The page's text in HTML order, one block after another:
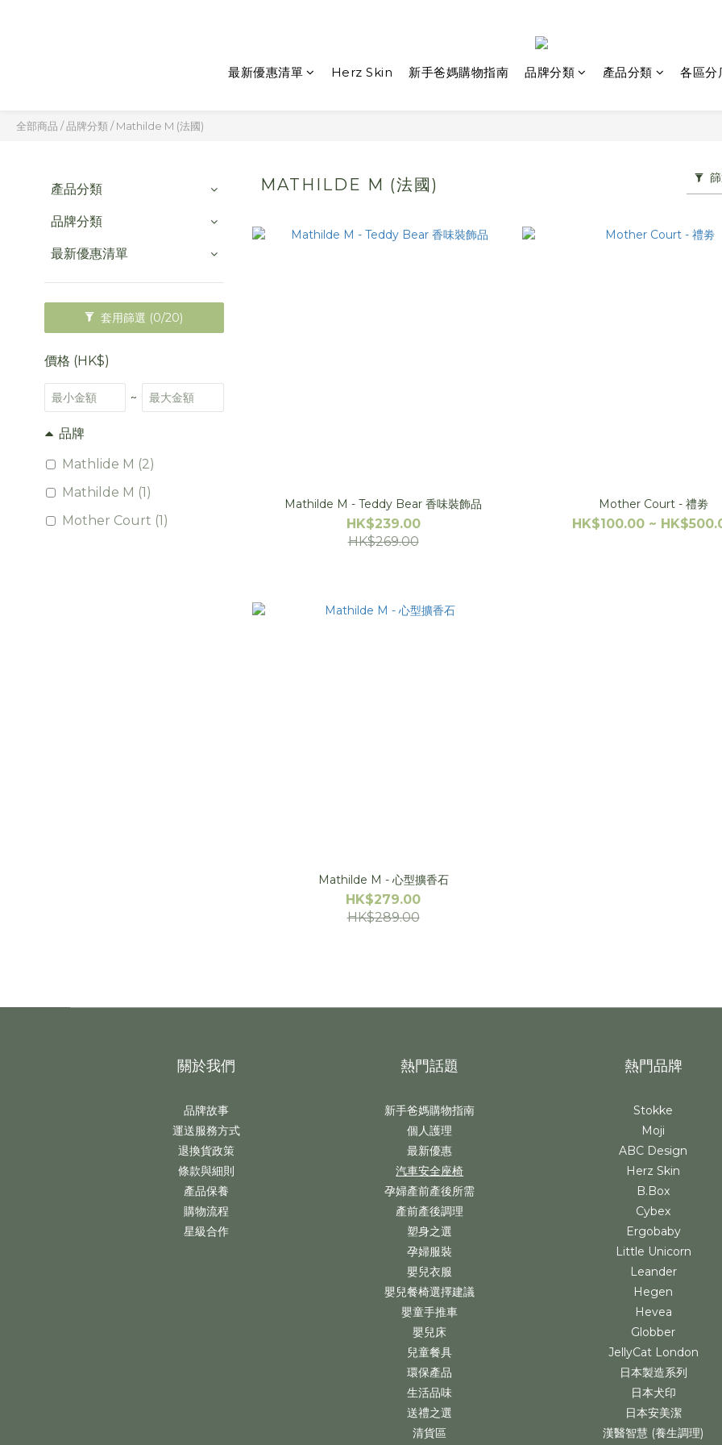
最新優惠清單 Herz Skin 新手爸媽購物指南 品牌分類 產品分類 各區分
全部商品 /品牌分類/Mathilde M (法國)
產品分類
品牌分類
最新優惠清單
套用篩選 (0/20)
價格 (HK$)
~
品牌
Mathlide M (2)
Mathilde M (1)
Mother Court (1)
MATHILDE M (法國)
Mathilde M - Teddy Bear 香味裝飾品
HK$239.00
HK$269.00
Mother Court - 禮劵
HK$100.00 ~
Mathilde M - 心型擴香石
HK$279.00
HK$289.00
關於我們
品牌故事
運送服務方式
退換貨政策
條款與細則
產品保養
購物流程
星級合作
熱門話題
新手爸媽購物指南
個人護理
最新優惠
汽車安全座椅
孕婦產前產後所需
產前產後調理
塑身之選
孕婦服裝
嬰兒衣服
嬰兒餐椅選擇建議
嬰童手推車
嬰兒床
兒童餐具
環保產品
生活品味
送禮之選
清貨區
熱門品牌
Stokke
Moji
ABC Design
Herz Skin
B.Box
Cybex
Ergobaby
Little Unicorn
Leander
Hegen
Hevea
Globber
JellyCat London
日本製造系列
日本犬印
日本安美潔
漢醫智慧 (養生調理)